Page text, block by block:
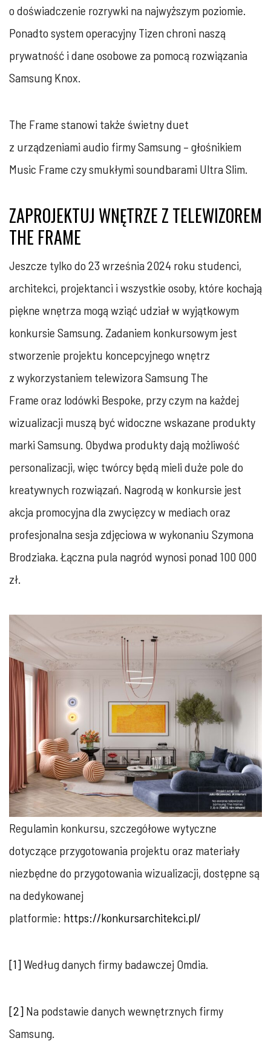
o doświadczenie rozrywki na najwyższym poziomie.
Ponadto system operacyjny Tizen chroni naszą
prywatność i dane osobowe za pomocą rozwiązania
Samsung Knox.
The Frame stanowi także świetny duet
z urządzeniami audio firmy Samsung – głośnikiem
Music Frame czy smukłymi soundbarami Ultra Slim.
ZAPROJEKTUJ WNĘTRZE Z TELEWIZOREM
THE FRAME
Jeszcze tylko do 23 września 2024 roku studenci,
architekci, projektanci i wszystkie osoby, które kochają
piękne wnętrza mogą wziąć udział w wyjątkowym
konkursie Samsung. Zadaniem konkursowym jest
stworzenie projektu koncepcyjnego wnętrz
z wykorzystaniem telewizora Samsung The
Frame oraz lodówki Bespoke, przy czym na każdej
wizualizacji muszą być widoczne wskazane produkty
marki Samsung. Obydwa produkty dają możliwość
personalizacji, więc twórcy będą mieli duże pole do
kreatywnych rozwiązań. Nagrodą w konkursie jest
akcja promocyjna dla zwycięzcy w mediach oraz
profesjonalna sesja zdjęciowa w wykonaniu Szymona
Brodziaka. Łączna pula nagród wynosi ponad 100 000
zł.
Regulamin konkursu, szczegółowe wytyczne
dotyczące przygotowania projektu oraz materiały
niezbędne do przygotowania wizualizacji, dostępne są
na dedykowanej
platformie: https://konkursarchitekci.pl/
[1]Według danych firmy badawczej Omdia.
[2] Na podstawie danych wewnętrznych firmy
Samsung.